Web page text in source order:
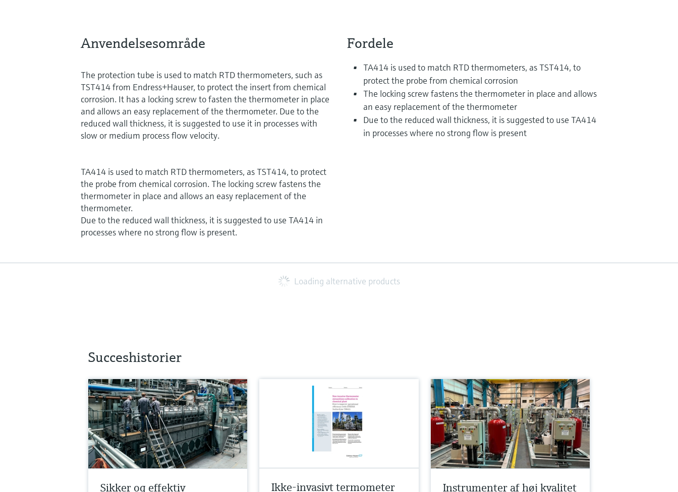
Anvendelsesområde
The protection tube is used to match RTD thermometers, such as
TST414 from Endress+Hauser, to protect the insert from chemical
corrosion. It has a locking screw to fasten the thermometer in place
and allows an easy replacement of the thermometer. Due to the
reduced wall thickness, it is suggested to use it in processes with
slow or medium process flow velocity.
TA414 is used to match RTD thermometers, as TST414, to protect
the probe from chemical corrosion. The locking screw fastens the
thermometer in place and allows an easy replacement of the
thermometer.
Due to the reduced wall thickness, it is suggested to use TA414 in
processes where no strong flow is present.
Fordele
TA414 is used to match RTD thermometers, as TST414, to
protect the probe from chemical corrosion
The locking screw fastens the thermometer in place and allows
an easy replacement of the thermometer
Due to the reduced wall thickness, it is suggested to use TA414
in processes where no strong flow is present
Loading alternative products
Succeshistorier
Sikker og effektiv
Ikke-invasivt termometer
Instrumenter af høj kvalitet